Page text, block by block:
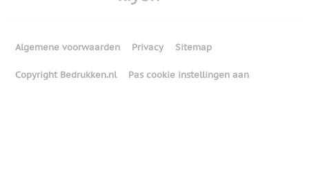
Algemene voorwaarden Privacy Sitemap
Copyright Bedrukken.nl Pas cookie instellingen aan